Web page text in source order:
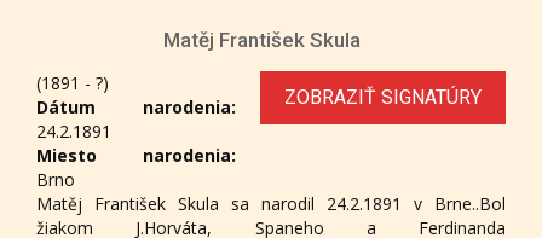
Matěj František Skula
ZOBRAZIŤ SIGNATÚRY
(1891 - ?)
Dátum narodenia:
24.2.1891
Miesto narodenia:
Brno
Matěj František Skula sa narodil 24.2.1891 v Brne..Bol
žiakom J.Horváta, Spaneho a Ferdinanda